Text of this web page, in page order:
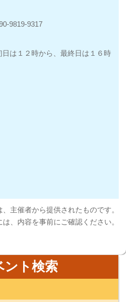
9819-9317
日は１２時から、最終日は１６時
主催者から提供されたものです。
、内容を事前にご確認ください。
ント検索